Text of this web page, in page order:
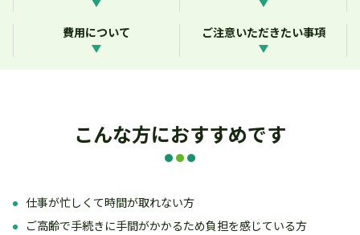
費用について ご注意いただきたい事項
こんな方におすすめです
仕事が忙しくて時間が取れない方
ご高齢で手続きに手間がかかるため負担を感じている方